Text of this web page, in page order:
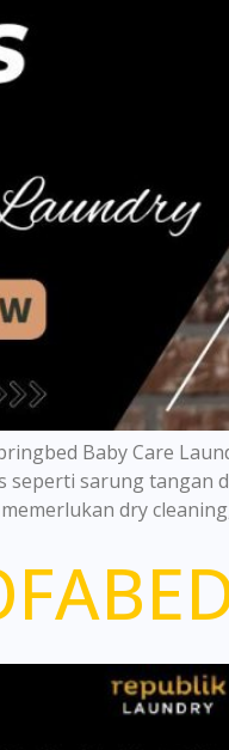
Baby Care
seperti sarung tangan
dry